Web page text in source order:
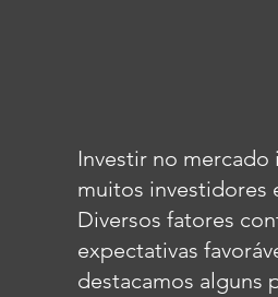
Investir no
muitos investidores
Diversos fatores
expectativas
destacamos alguns